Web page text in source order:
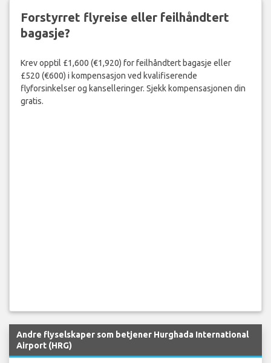
Forstyrret flyreise eller feilhåndtert
bagasje?
Krev opptil £1,600 (€1,920) for feilhåndtert bagasje eller
£520 (€600) i kompensasjon ved kvalifiserende
flyforsinkelser og kanselleringer. Sjekk kompensasjonen din
gratis.
Andre flyselskaper som betjener Hurghada International
Airport (HRG)